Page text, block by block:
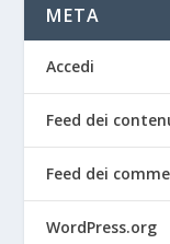
META
Accedi
Feed dei
Feed dei
WordPress.org